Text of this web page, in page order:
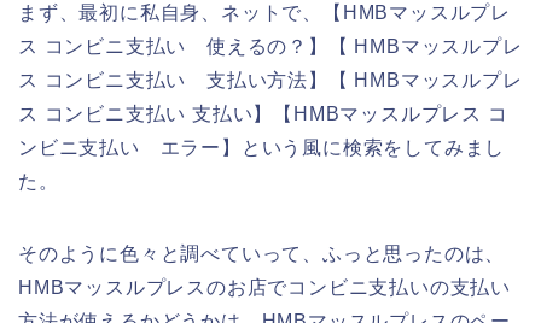
まず、最初に私自身、ネットで、【HMBマッスルプレ
ス コンビニ支払い 使えるの？】【 HMBマッスルプレ
ス コンビニ支払い 支払い方法】【 HMBマッスルプレ
ス コンビニ支払い 支払い】【HMBマッスルプレス コ
ンビニ支払い エラー】という風に検索をしてみまし
た。
そのように色々と調べていって、ふっと思ったのは、
HMBマッスルプレスのお店でコンビニ支払いの支払い